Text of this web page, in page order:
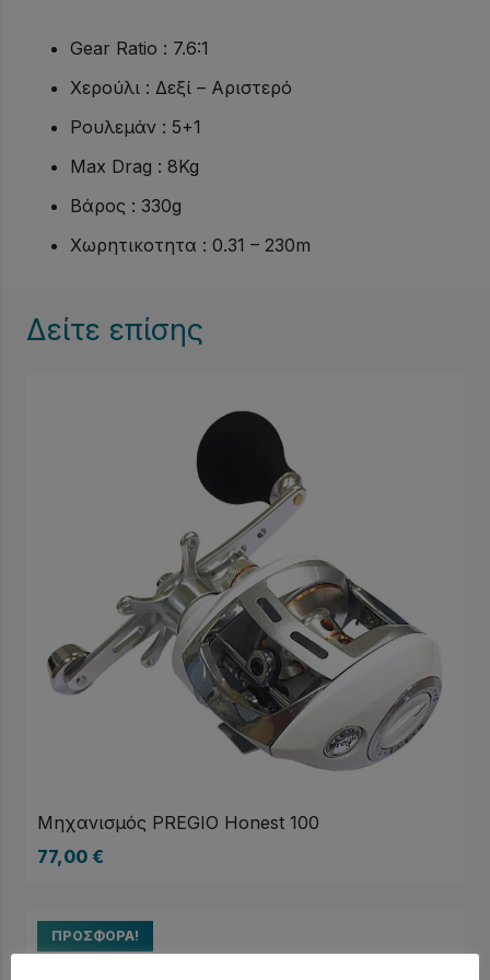
Gear Ratio : 7.6:1
Χερούλι : Δεξί – Αριστερό
Ρουλεμάν : 5+1
Max Drag : 8Kg
Βάρος : 330g
Χωρητικοτητα : 0.31 – 230m
Δείτε επίσης
Μηχανισμός PREGIO Honest 100
77,00 €
ΠΡΟΣΦΟΡΆ!